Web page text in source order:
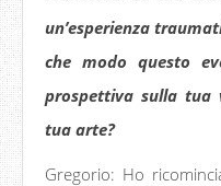
un’esperienza
che modo questo
prospettiva sulla tua
tua arte?
Gregorio: Ho